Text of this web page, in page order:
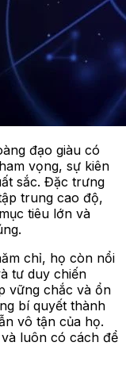
đạo giàu có
vọng, sự kiên
sắc. Đặc trưng
trung cao độ,
tiêu lớn và
chỉ, họ còn nổi
tư duy chiến
vững chắc và ổn
bí quyết thành
vô tận của họ.
luôn có cách để